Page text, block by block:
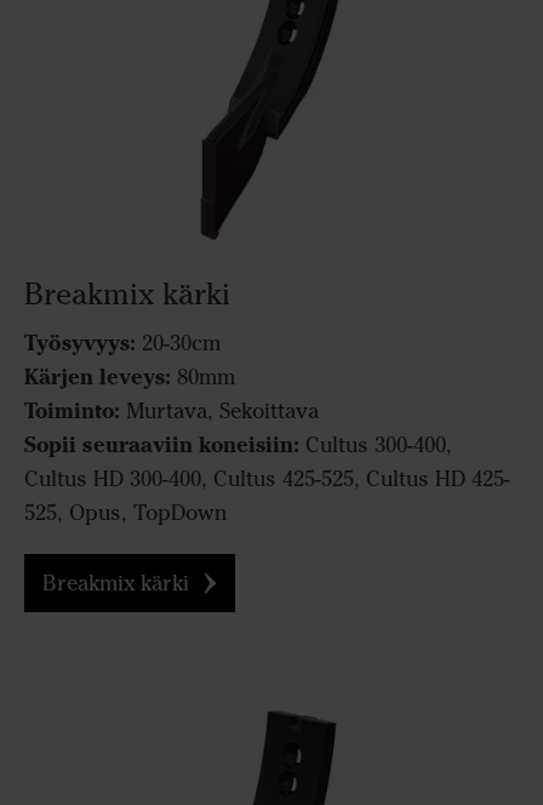
Breakmix kärki
Työsyvyys: 20-30cm
Kärjen leveys: 80mm
Toiminto: Murtava, Sekoittava
Sopii seuraaviin koneisiin: Cultus 300-400,
Cultus HD 300-400, Cultus 425-525, Cultus HD 425-
525, Opus, TopDown
Breakmix kärki